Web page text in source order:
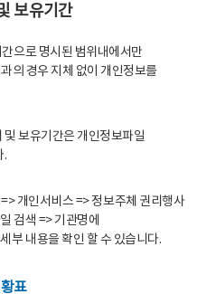
보유기간
으로 명시된 범위내에서만
의 경우 지체 없이 개인정보를
보유기간은 개인정보파일
.
개인서비스 => 정보주체 권리행사
검색 => 기관명에
부 내용을 확인 할 수 있습니다.
표